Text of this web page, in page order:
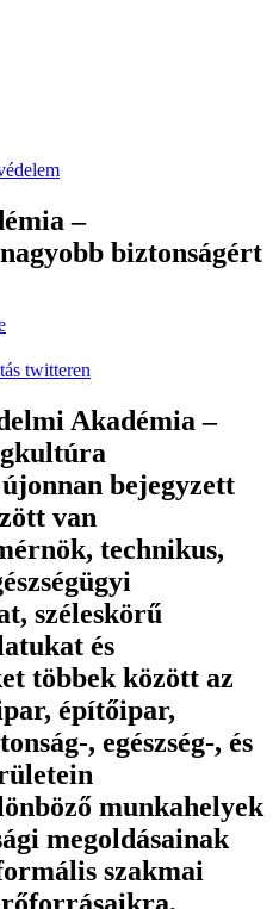
–
biztonságért
twitteren
Akadémia –
bejegyzett
van
technikus,
széleskörű
és
többek között az
építőipar,
, egészség-, és
munkahelyek
megoldásainak
szakmai